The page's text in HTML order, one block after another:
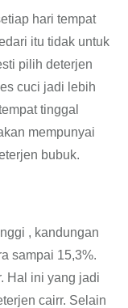
hari tempat
itu tidak untuk
pilih deterjen
cuci jadi lebih
tinggal
mempunyai
bubuk.
, kandungan
sampai 15,3%.
Hal ini yang jadi
cairr. Selain